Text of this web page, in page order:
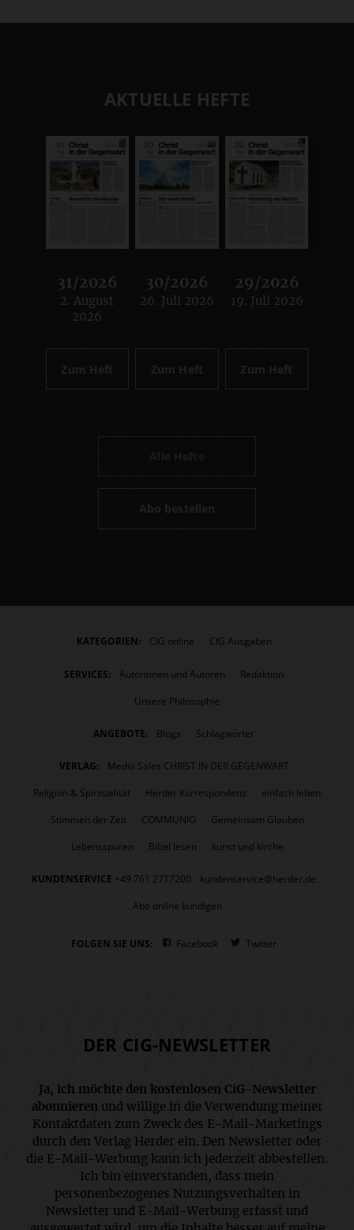
AKTUELLE HEFTE
31/2026
:
2. August
2026
Zum Heft
30/2026
:
26. Juli 2026
Zum Heft
29/2026
:
19. Juli 2026
Zum Heft
Abo bestellen
KATEGORIEN: CIG online CIG Ausgaben
SERVICES: Autorinnen und Autoren
Redaktion
Unsere Philosophie
ANGEBOTE: Blogs Schlagwörter
VERLAG:
Media Sales CHRIST IN DER GEGENWART
Religion & Spiritualität
Herder Korrespondenz
einfach leben
Stimmen der Zeit
COMMUNIO
Gemeinsam Glauben
Lebensspuren
Bibel lesen kunst und kirche
KUNDENSERVICE +49 761 2717200
kundenservice@herder.de
Abo online kündigen
FOLGEN SIE UNS: Facebook Twitter
DER CIG-NEWSLETTER
Ja, ich möchte den kostenlosen CiG-Newsletter
abonnierenund willige in die Verwendung meiner
Kontaktdaten zum Zweck des E-Mail-Marketings
durch den Verlag Herder ein. Den Newsletter oder
die E-Mail-Werbung kann ich jederzeit abbestellen.
Ich bin einverstanden, dass mein
personenbezogenes Nutzungsverhalten in
Newsletter und E-Mail-Werbung erfasst und